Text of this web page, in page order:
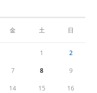
金 土 日
1 2
7 8 9
14 15 16